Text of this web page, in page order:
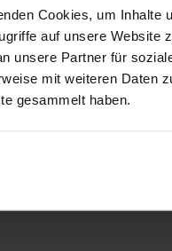
Cookies, um Inhalte
auf unsere Website
unsere Partner für
mit weiteren Daten
gesammelt haben.
Rost